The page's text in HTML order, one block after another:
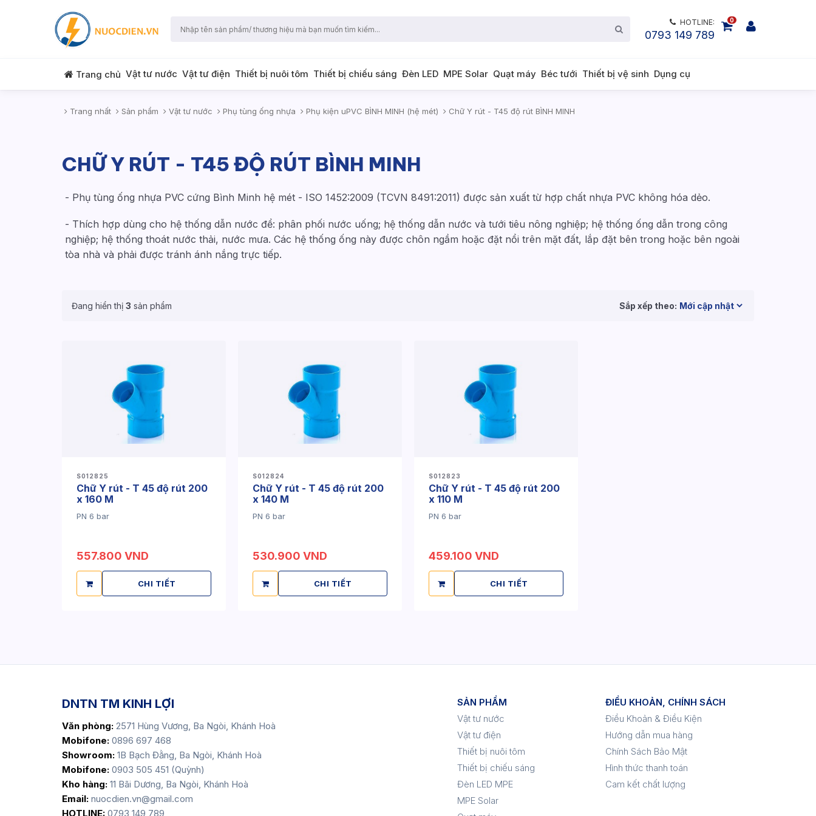
HOTLINE:
0793 149 789
0
Trang chủ Vật tư nước Vật tư điện Thiết bị nuôi tôm Thiết bị chiếu sáng Đèn LED MPE Solar Quạt máy Béc tưới Thiết bị vệ sinh Dụng cụ
Trang nhất Sản phẩm Vật tư nước Phụ tùng ống nhựa Phụ kiện uPVC BÌNH MINH (hệ mét) Chữ Y rút - T45 độ rút BÌNH MINH
CHỮ Y RÚT - T45 ĐỘ RÚT BÌNH MINH
- Phụ tùng ống nhựa PVC cứng Bình Minh hệ mét - ISO 1452:2009 (TCVN 8491:2011) được sản xuất từ hợp chất nhựa PVC không hóa dẻo.
- Thích hợp dùng cho hệ thống dẫn nước để: phân phối nước uống; hệ thống dẫn nước và tưới tiêu nông nghiệp; hệ thống ống dẫn trong công
nghiệp; hệ thống thoát nước thải, nước mưa. Các hệ thống ống này được chôn ngầm hoặc đặt nổi trên mặt đất, lắp đặt bên trong hoặc bên ngoài
tòa nhà và phải được tránh ánh nắng trực tiếp.
Đang hiển thị 3 sản phẩm Sắp xếp theo:
S012825
Chữ Y rút - T 45 độ rút 200
x 160 M
PN 6 bar
557.800 VND
CHI TIẾT
S012824
Chữ Y rút - T 45 độ rút 200
x 140 M
PN 6 bar
530.900 VND
CHI TIẾT
S012823
Chữ Y rút - T 45 độ rút 200
x 110 M
PN 6 bar
459.100 VND
CHI TIẾT
DNTN TM KINH LỢI
Văn phòng: 2571 Hùng Vương, Ba Ngòi, Khánh Hoà
Mobifone: 0896 697 468
Showroom: 1B Bạch Đằng, Ba Ngòi, Khánh Hoà
Mobifone: 0903 505 451 (Quỳnh)
Kho hàng: 11 Bãi Dương, Ba Ngòi, Khánh Hoà
Email: nuocdien.vn@gmail.com
HOTLINE: 0793 149 789
SẢN PHẨM
Vật tư nước
Vật tư điện
Thiết bị nuôi tôm
Thiết bị chiếu sáng
Đèn LED MPE
MPE Solar
ĐIỀU KHOẢN, CHÍNH SÁCH
Điều Khoản & Điều Kiện
Hướng dẫn mua hàng
Chính Sách Bảo Mật
Hình thức thanh toán
Cam kết chất lượng